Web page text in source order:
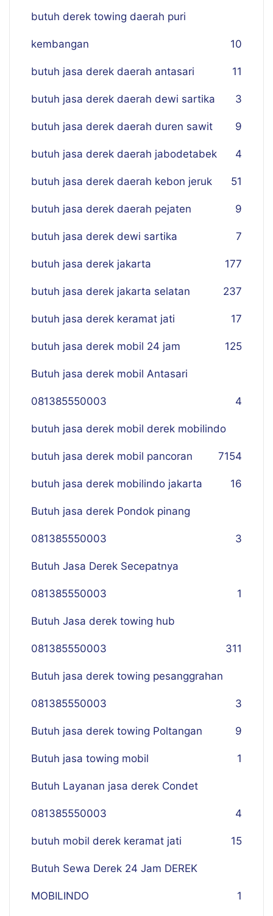
butuh derek towing daerah puri
kembangan 10
butuh jasa derek daerah antasari 11
butuh jasa derek daerah dewi sartika 3
butuh jasa derek daerah duren sawit 9
butuh jasa derek daerah jabodetabek 4
butuh jasa derek daerah kebon jeruk 51
butuh jasa derek daerah pejaten 9
butuh jasa derek dewi sartika 7
butuh jasa derek jakarta 177
butuh jasa derek jakarta selatan 237
butuh jasa derek keramat jati 17
butuh jasa derek mobil 24 jam 125
Butuh jasa derek mobil Antasari
081385550003 4
butuh jasa derek mobil derek mobilindo
154
butuh jasa derek mobil pancoran 7
butuh jasa derek mobilindo jakarta 16
Butuh jasa derek Pondok pinang
081385550003 3
Butuh Jasa Derek Secepatnya
081385550003 1
Butuh Jasa derek towing hub
081385550003 311
Butuh jasa derek towing pesanggrahan
081385550003 3
Butuh jasa derek towing Poltangan 9
Butuh jasa towing mobil 1
Butuh Layanan jasa derek Condet
081385550003 4
butuh mobil derek keramat jati 15
Butuh Sewa Derek 24 Jam DEREK
MOBILINDO 1